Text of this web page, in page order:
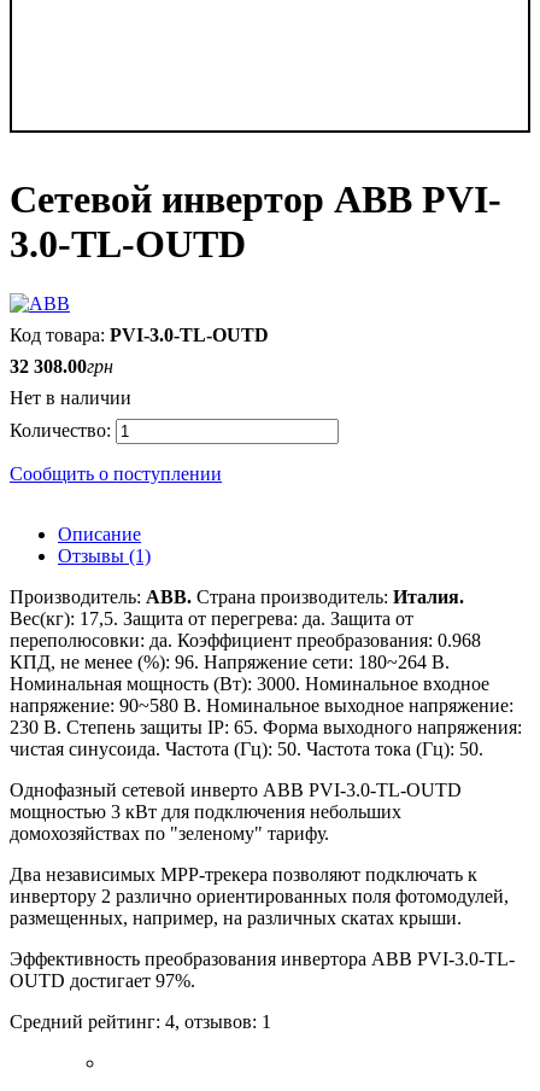
Сетевой инвертор ABB PVI-
3.0-TL-OUTD
PVI-3.0-TL-OUTD
32 308.00грн
Нет в наличии
Сообщить о поступлении
Описание
Отзывы (1)
Производитель: ABB. Страна производитель: Италия.
Вес(кг): 17,5. Защита от перегрева: да. Защита от
переполюсовки: да. Коэффициент преобразования: 0.968
КПД, не менее (%): 96. Напряжение сети: 180~264 В.
Номинальная мощность (Вт): 3000. Номинальное входное
напряжение: 90~580 В. Номинальное выходное напряжение:
230 В. Степень защиты IP: 65. Форма выходного напряжения:
чистая синусоида. Частота (Гц): 50. Частота тока (Гц): 50.
Однофазный сетевой инверто ABB PVI-3.0-TL-OUTD
мощностью 3 кВт для подключения небольших
домохозяйствах по "зеленому" тарифу.
Два независимых MPP-трекера позволяют подключать к
инвертору 2 различно ориентированных поля фотомодулей,
размещенных, например, на различных скатах крыши.
Эффективность преобразования инвертора ABB PVI-3.0-TL-
OUTD достигает 97%.
Средний рейтинг: 4, отзывов: 1